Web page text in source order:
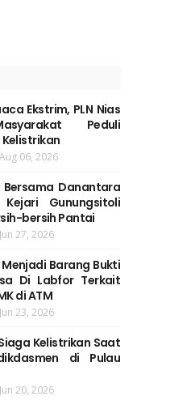
Ekstrim, PLN Nias
Peduli
Aug 06, 2026
Bersama Danantara
Gunungsitoli
bersih Pantai
Jun 27, 2026
Menjadi Barang Bukti
Di Labfor Terkait
di ATM
Jun 23, 2026
Siaga Kelistrikan Saat
di Pulau
Jun 20, 2026